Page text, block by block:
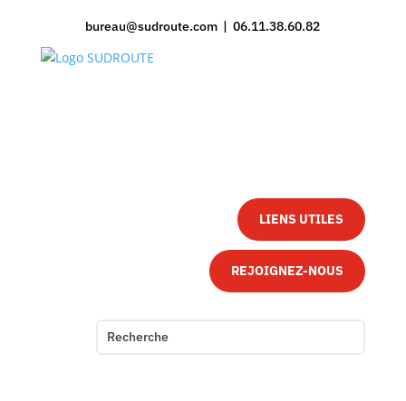
bureau@sudroute.com | 06.11.38.60.82
LIENS UTILES
REJOIGNEZ-NOUS